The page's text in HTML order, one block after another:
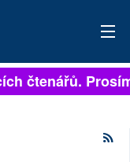
čtenářů.